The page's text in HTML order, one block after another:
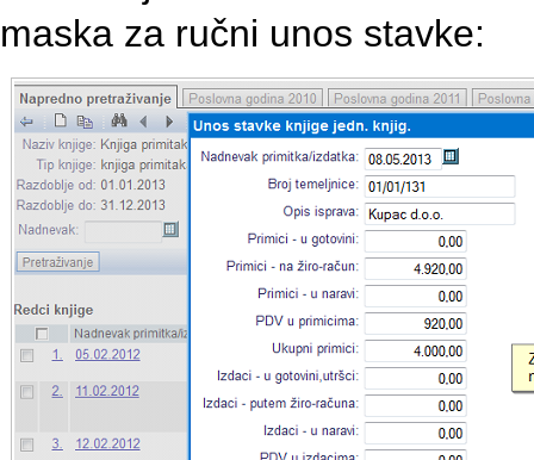
maska za ručni unos stavke: